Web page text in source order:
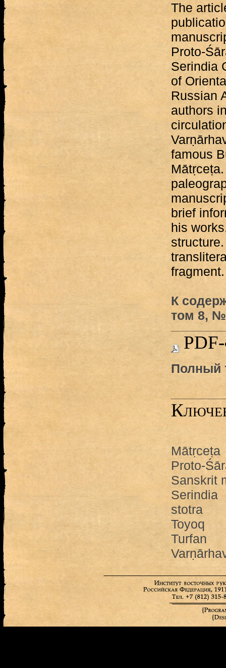
The
Proto-
Serindia
of
Russian
authors
famous
brief
his
fragment.
К
том 8, №
Полный
Mātṛceṭa
Proto-
Sanskrit
Serindia
stotra
Toyoq
Turfan